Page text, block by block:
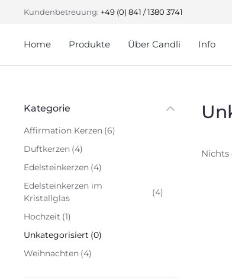
Kundenbetreuung: +49 (0) 841 / 1380 3741
Home Produkte Über Candli Info
Kategorie
Affirmation Kerzen (6)
Duftkerzen (4)
Edelsteinkerzen (4)
Edelsteinkerzen im
Kristallglas
(4)
Hochzeit (1)
Unkategorisiert (0)
Weihnachten (4)
Nichts